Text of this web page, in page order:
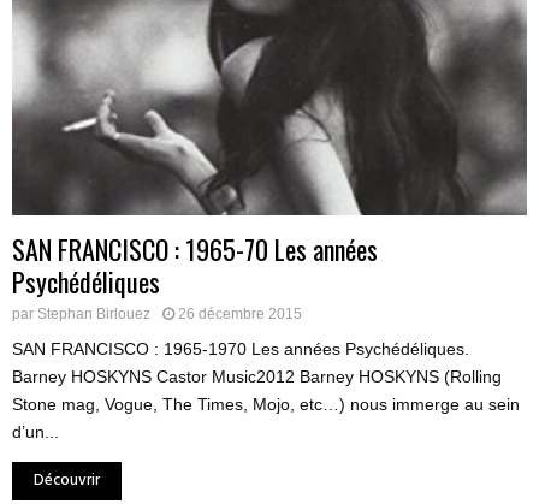
SAN FRANCISCO : 1965-70 Les années
Psychédéliques
par Stephan Birlouez 26 décembre 2015
SAN FRANCISCO : 1965-1970 Les années Psychédéliques.
Barney HOSKYNS Castor Music2012 Barney HOSKYNS (Rolling
Stone mag, Vogue, The Times, Mojo, etc…) nous immerge au sein
d’un...
Découvrir